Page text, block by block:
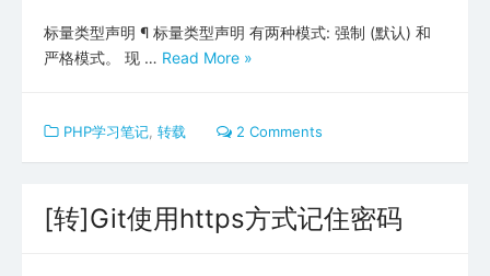
标量类型声明 ¶ 标量类型声明 有两种模式: 强制 (默认) 和
严格模式。 现 … Read More »
PHP学习笔记 转载 2 Comments
[转]Git使用https方式记住密码